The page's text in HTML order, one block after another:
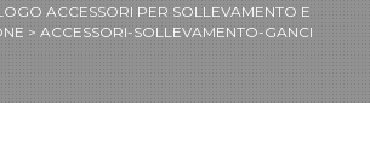
ACCESSORI PER SOLLEVAMENTO E
> ACCESSORI-SOLLEVAMENTO-GANCI